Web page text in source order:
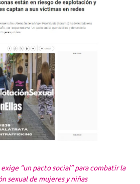
exige “un pacto social” para combatir la
sexual de mujeres y niñas